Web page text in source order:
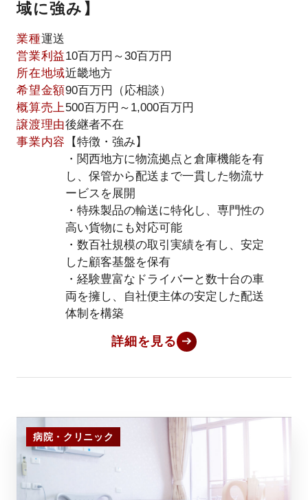
域に強み】
業種運送
営業利益10百万円～30百万円
所在地域近畿地方
希望金額90百万円（応相談）
概算売上 500百万円～1,000百万円
譲渡理由後継者不在
事業内容
【特徴・強み】
・関西地方に物流拠点と倉庫機能を有
し、保管から配送まで一貫した物流サ
ービスを展開
・特殊製品の輸送に特化し、専門性の
高い貨物にも対応可能
・数百社規模の取引実績を有し、安定
した顧客基盤を保有
・経験豊富なドライバーと数十台の車
両を擁し、自社便主体の安定した配送
体制を構築
詳細を見る
病院・クリニック